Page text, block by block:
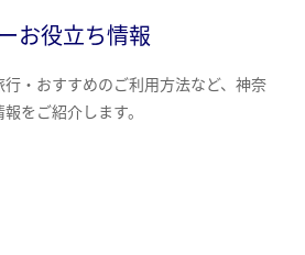
お役立ち情報
・おすすめのご利用方法など、神奈
をご紹介します。